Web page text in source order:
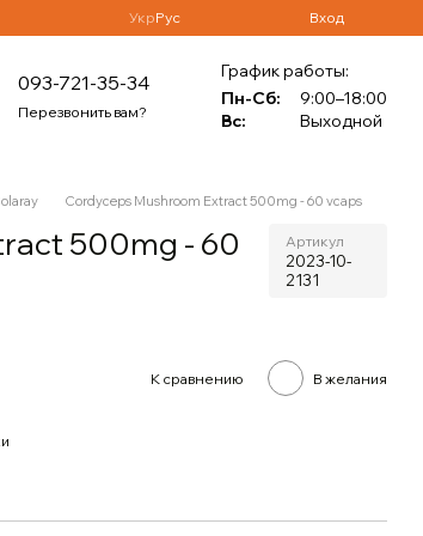
УкрРус Вход
093-721-35-34
Перезвонить вам?
График работы:
Пн-Сб:
9:00–18:00
Вс:
Выходной
Cordyceps Mushroom Extract 500mg - 60 vcaps
500mg - 60
Артикул
2023-10-
2131
К сравнению В желания